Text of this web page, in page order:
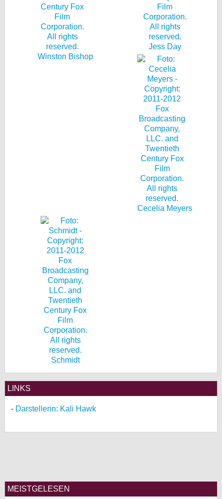
Winston Bishop
Jess Day
Cecelia Meyers
Schmidt
LINKS
Darstellerin: Kali Hawk
MEISTGELESEN